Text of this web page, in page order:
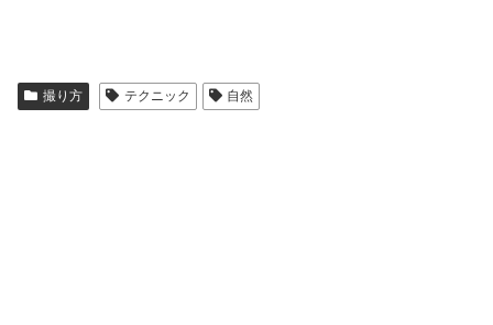
撮り方 テクニック 自然